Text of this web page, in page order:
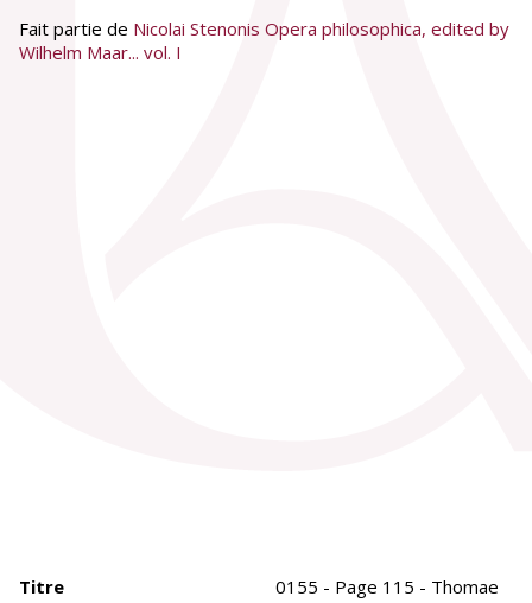
Fait partie de Nicolai Stenonis Opera philosophica, edited by
Wilhelm Maar... vol. I
Titre
0155 - Page 115 - Thomae